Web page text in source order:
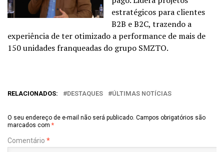
estratégicos para clientes
B2B e B2C, trazendo a
experiência de ter otimizado a performance de mais de
150 unidades franqueadas do grupo SMZTO.
RELACIONADOS: DESTAQUES ÚLTIMAS NOTÍCIAS
O seu endereço de e-mail não será publicado. Campos obrigatórios são
marcados com *
Comentário *